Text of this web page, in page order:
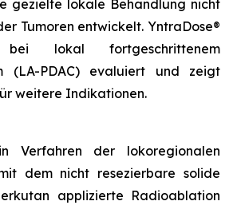
gezielte lokale Behandlung nicht
Tumoren entwickelt. YntraDose®
lokal fortgeschrittenem
(LA-PDAC) evaluiert und zeigt
weitere Indikationen.
Verfahren der lokoregionalen
dem nicht resezierbare solide
applizierte Radioablation